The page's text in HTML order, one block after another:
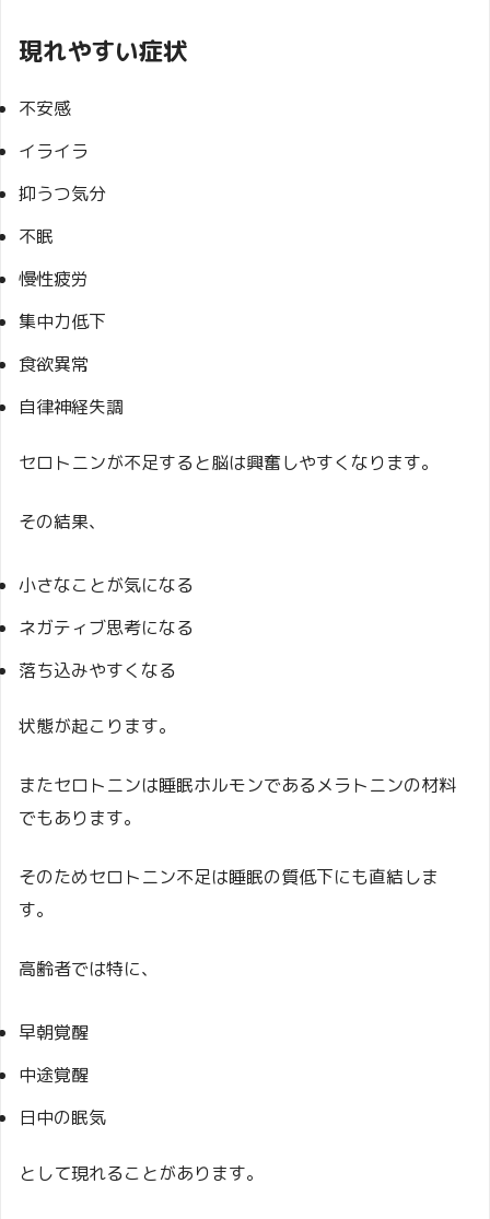
現れやすい症状
不安感
イライラ
抑うつ気分
不眠
慢性疲労
集中力低下
食欲異常
自律神経失調
セロトニンが不足すると脳は興奮しやすくなります。
その結果、
小さなことが気になる
ネガティブ思考になる
落ち込みやすくなる
状態が起こります。
またセロトニンは睡眠ホルモンであるメラトニンの材料
でもあります。
そのためセロトニン不足は睡眠の質低下にも直結しま
す。
高齢者では特に、
早朝覚醒
中途覚醒
日中の眠気
として現れることがあります。